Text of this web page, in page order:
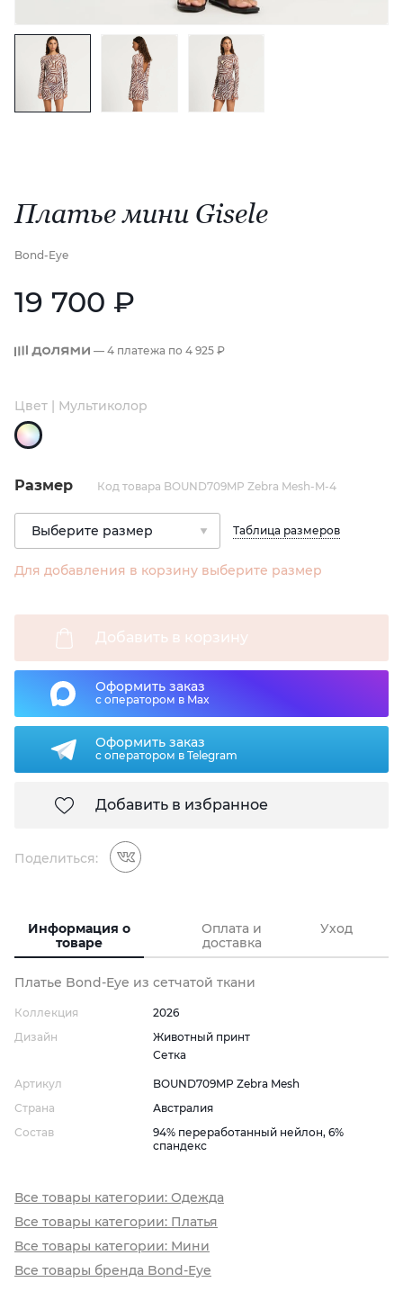
Платье мини Gisele
Bond-Eye
19 700 ₽
— 4 платежа по 4 925 ₽
Цвет | Мультиколор
Размер Код товара BOUND709MP Zebra Mesh-M-4
Таблица размеров
Для добавления в корзину выберите размер
Добавить в корзину
Оформить заказ
с оператором в Max
Оформить заказ
с оператором в Telegram
Добавить в избранное
Поделиться:
Информация о
товаре
Оплата и
доставка
Уход
Платье Bond-Eye из сетчатой ткани
Коллекция
2026
Дизайн
Животный принт
Сетка
Артикул
BOUND709MP Zebra Mesh
Страна
Австралия
Состав
94% переработанный нейлон, 6%
спандекс
Все товары категории: Одежда
Все товары категории: Платья
Все товары категории: Мини
Все товары бренда Bond-Eye